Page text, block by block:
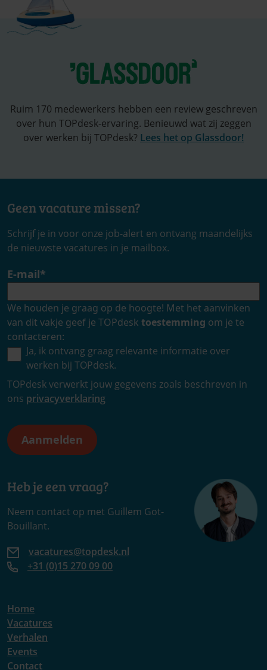
Ruim 170 medewerkers hebben een review geschreven
over hun TOPdesk-ervaring. Benieuwd wat zij zeggen
over werken bij TOPdesk? Lees het op Glassdoor!
Geen vacature missen?
Schrijf je in voor onze job-alert en ontvang maandelijks
de nieuwste vacatures in je mailbox.
E-mail*
We houden je graag op de hoogte! Met het aanvinken
van dit vakje geef je TOPdesk toestemming om je te
contacteren:
Ja, ik ontvang graag relevante informatie over
werken bij TOPdesk.
TOPdesk verwerkt jouw gegevens zoals beschreven in
ons privacyverklaring
Heb je een vraag?
Neem contact op met Guillem Got-
Bouillant.
vacatures@topdesk.nl
+31 (0)15 270 09 00
Home
Vacatures
Verhalen
Events
Contact